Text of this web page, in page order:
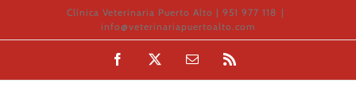
al
Clínica Veterinaria Puerto Alto | 951 977 118 |
info@veterinariapuertoalto.com
Facebook
Correo